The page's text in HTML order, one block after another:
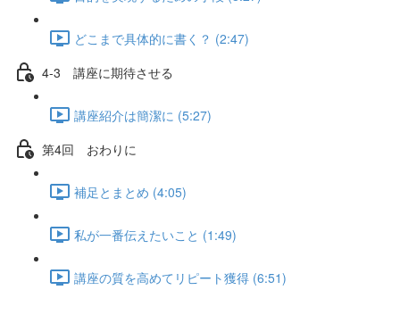
どこまで具体的に書く？ (2:47)
4-3 講座に期待させる
講座紹介は簡潔に (5:27)
第4回 おわりに
補足とまとめ (4:05)
私が一番伝えたいこと (1:49)
講座の質を高めてリピート獲得 (6:51)